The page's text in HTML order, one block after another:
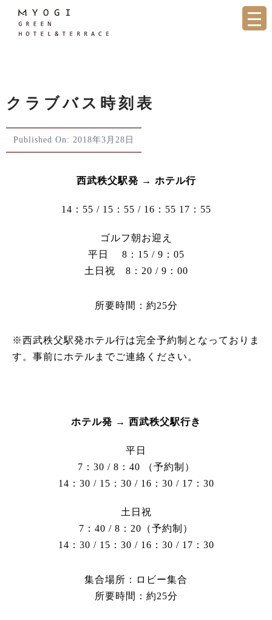
Skip
クラブバス時刻表
Published On: 2018年3月28日
西武秩父駅発 → ホテル行
14：55 / 15：55 / 16：55 17：55
ゴルフ朝お迎え
平日 8：15 / 9：05
土日祝 8：20 / 9：00
所要時間：約25分
※西武秩父駅発ホテル行は完全予約制となっておりま
す。事前にホテルまでご連絡ください。
ホテル発 → 西武秩父駅行き
平日
7：30 / 8：40 （予約制）
14：30 / 15：30 / 16：30 / 17：30
土日祝
7：40 / 8：20（予約制）
14：30 / 15：30 / 16：30 / 17：30
集合場所：ロビー集合
所要時間：約25分